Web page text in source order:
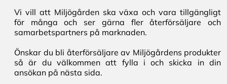
Vi vill att Miljögården ska växa och vara tillgängligt
för många och ser gärna fler återförsäljare och
samarbetspartners på marknaden.
Önskar du bli återförsäljare av Miljögårdens produkter
så är du välkommen att fylla i och skicka in din
ansökan på nästa sida.